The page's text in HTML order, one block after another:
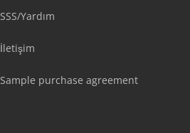
SSS/Yardım
İletişim
Sample purchase agreement